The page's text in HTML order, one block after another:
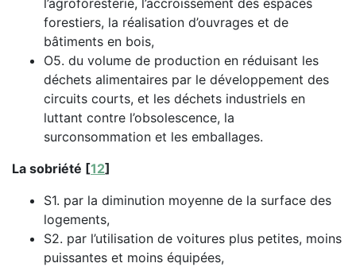
forestiers, la réalisation d’ouvrages et de
bâtiments en bois,
O5. du volume de production en réduisant les
déchets alimentaires par le développement des
circuits courts, et les déchets industriels en
luttant contre l’obsolescence, la
surconsommation et les emballages.
La sobriété [12]
S1. par la diminution moyenne de la surface des
logements,
S2. par l’utilisation de voitures plus petites, moins
puissantes et moins équipées,